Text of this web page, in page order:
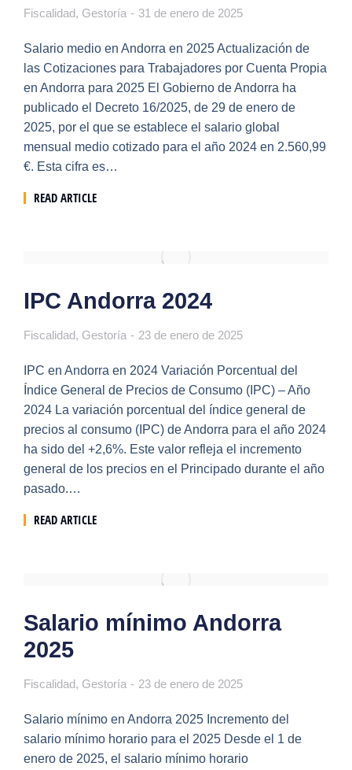
Fiscalidad, Gestoría 31 de enero de 2025
Salario medio en Andorra en 2025 Actualización de
las Cotizaciones para Trabajadores por Cuenta Propia
en Andorra para 2025 El Gobierno de Andorra ha
publicado el Decreto 16/2025, de 29 de enero de
2025, por el que se establece el salario global
mensual medio cotizado para el año 2024 en 2.560,99
€. Esta cifra es…
READ ARTICLE
IPC Andorra 2024
Fiscalidad, Gestoría 23 de enero de 2025
IPC en Andorra en 2024 Variación Porcentual del
Índice General de Precios de Consumo (IPC) – Año
2024 La variación porcentual del índice general de
precios al consumo (IPC) de Andorra para el año 2024
ha sido del +2,6%. Este valor refleja el incremento
general de los precios en el Principado durante el año
pasado.…
READ ARTICLE
Salario mínimo Andorra
2025
Fiscalidad, Gestoría 23 de enero de 2025
Salario mínimo en Andorra 2025 Incremento del
salario mínimo horario para el 2025 Desde el 1 de
enero de 2025, el salario mínimo horario